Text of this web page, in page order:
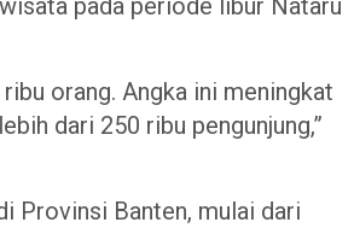
pada periode libur Nataru
orang. Angka ini meningkat
dari 250 ribu pengunjung,”
Provinsi Banten, mulai dari